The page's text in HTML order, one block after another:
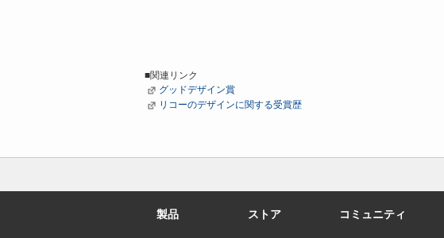
■関連リンク
グッドデザイン賞
リコーのデザインに関する受賞歴
製品 ストア コミュニティ